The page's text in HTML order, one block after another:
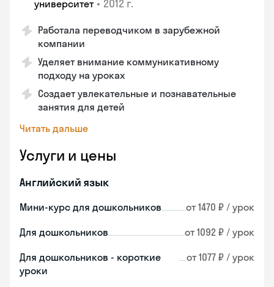
университет • 2012 г.
Работала переводчиком в зарубежной
компании
Уделяет внимание коммуникативному
подходу на уроках
Создает увлекательные и познавательные
занятия для детей
Читать дальше
Услуги и цены
Английский язык
Мини-курс для дошкольников от 1470 ₽ / урок
Для дошкольников от 1092 ₽ / урок
Для дошкольников - короткие
уроки
от 1077 ₽ / урок